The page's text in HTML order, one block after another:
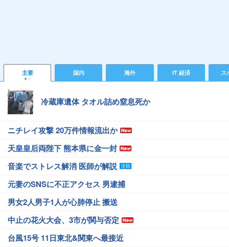
主要 国内 海外 IT 経済 ス
冷蔵庫遺体 タオル詰め窒息死か
ニチレイ攻撃 20万件情報流出か
天皇皇后両陛下 熊本県に金一封
音楽でストレス解消 医師が解説
元妻のSNSに不正アクセス 男逮捕
男女2人男子1人が心肺停止 搬送
中止の花火大会、3市が関与否定
台風15号 11日東北&関東へ最接近